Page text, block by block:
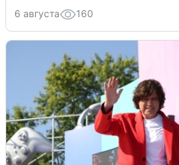
6 августа 160